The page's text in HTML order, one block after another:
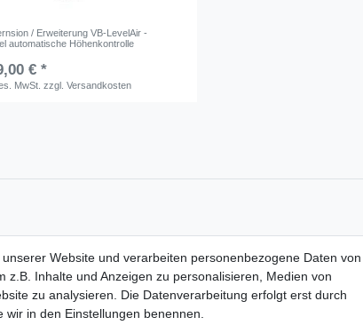
/ Erweiterung VB-LevelAir -
automatische Höhenkontrolle
€ *
MwSt. zzgl.Versandkosten
AGB Barrierefreiheitserklärung Widerrufs­recht
Website und verarbeiten personenbezogene Daten von
Inhalte und Anzeigen zu personalisieren, Medien von
zu analysieren. Die Datenverarbeitung erfolgt erst durch
in den Einstellungen benennen.